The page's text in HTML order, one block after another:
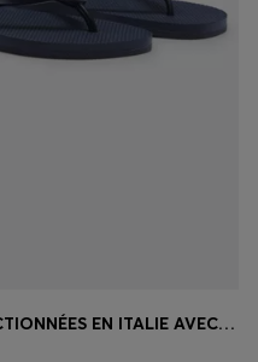
TONGS CONFECTIONNÉES EN ITALIE AVEC DÉTAIL DE LOGO CONTRASTANT